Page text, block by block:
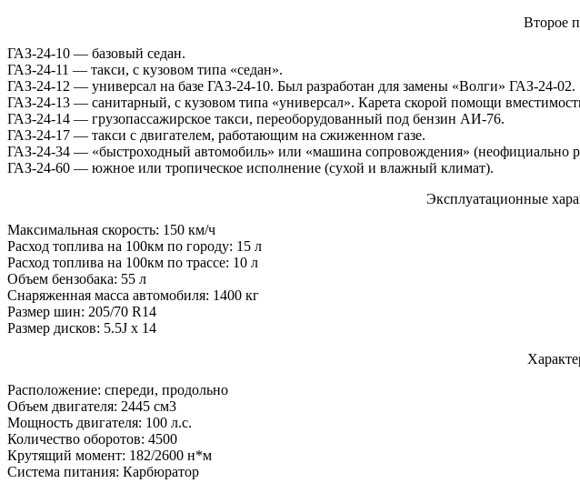
Второе
ГАЗ-24-10 — базовый седан.
ГАЗ-24-11 — такси, с кузовом типа «седан».
ГАЗ-24-12 — универсал на базе ГАЗ-24-10. Был разработан для замены «Волги» ГАЗ-24-02.
ГАЗ-24-13 — санитарный, с кузовом типа «универсал». Карета скорой помощи
ГАЗ-24-14 — грузопассажирское такси, переоборудованный под бензин АИ-76.
ГАЗ-24-17 — такси с двигателем, работающим на сжиженном газе.
ГАЗ-24-34 — «быстроходный автомобиль» или «машина сопровождения» (неофициально
ГАЗ-24-60 — южное или тропическое исполнение (сухой и влажный климат).
Эксплуатационные
Максимальная скорость: 150 км/ч
Расход топлива на 100км по городу: 15 л
Расход топлива на 100км по трассе: 10 л
Объем бензобака: 55 л
Снаряженная масса автомобиля: 1400 кг
Размер шин: 205/70 R14
Размер дисков: 5.5J х 14
Расположение: спереди, продольно
Объем двигателя: 2445 см3
Мощность двигателя: 100 л.с.
Количество оборотов: 4500
Крутящий момент: 182/2600 н*м
Система питания: Карбюратор